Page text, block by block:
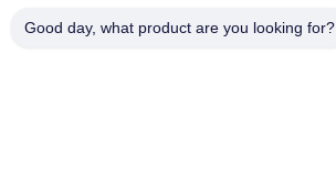
Good day, what product are you looking for?